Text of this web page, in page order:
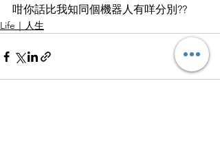
咁你話比我知同個機器人有咩分別??
Life｜人生